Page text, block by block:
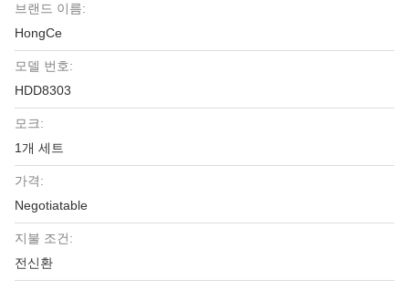
브랜드 이름:
HongCe
모델 번호:
HDD8303
모크:
1개 세트
가격:
Negotiatable
지불 조건:
전신환